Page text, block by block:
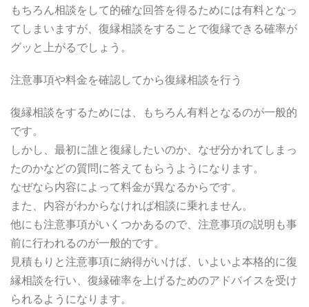
もちろん相談をして的確な回答を得るためには有料となっ
てしまいますが、復縁相談をすることで復縁できる確率が
グッと上がるでしょう。
注意事項や料金を確認してから復縁相談を行う
復縁相談をするためには、もちろん有料となるのが一般的
です。
しかし、最初に誰と復縁したいのか、なぜ分かれてしまっ
たのかなどの質問に答えてもらうようになります。
なぜなら内容によって料金が異なるからです。
また、内容がわからなければ相談に乗れません。
他にも注意事項がいくつかあるので、注意事項の説明も事
前に行われるのが一般的です。
見積もりと注意事項に納得がいけば、いよいよ本格的に復
縁相談を行い、復縁確率を上げるためのアドバイスを受け
られるようになります。